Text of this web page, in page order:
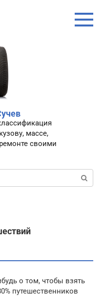
массе,
своими
о том, чтобы взять
путешественников